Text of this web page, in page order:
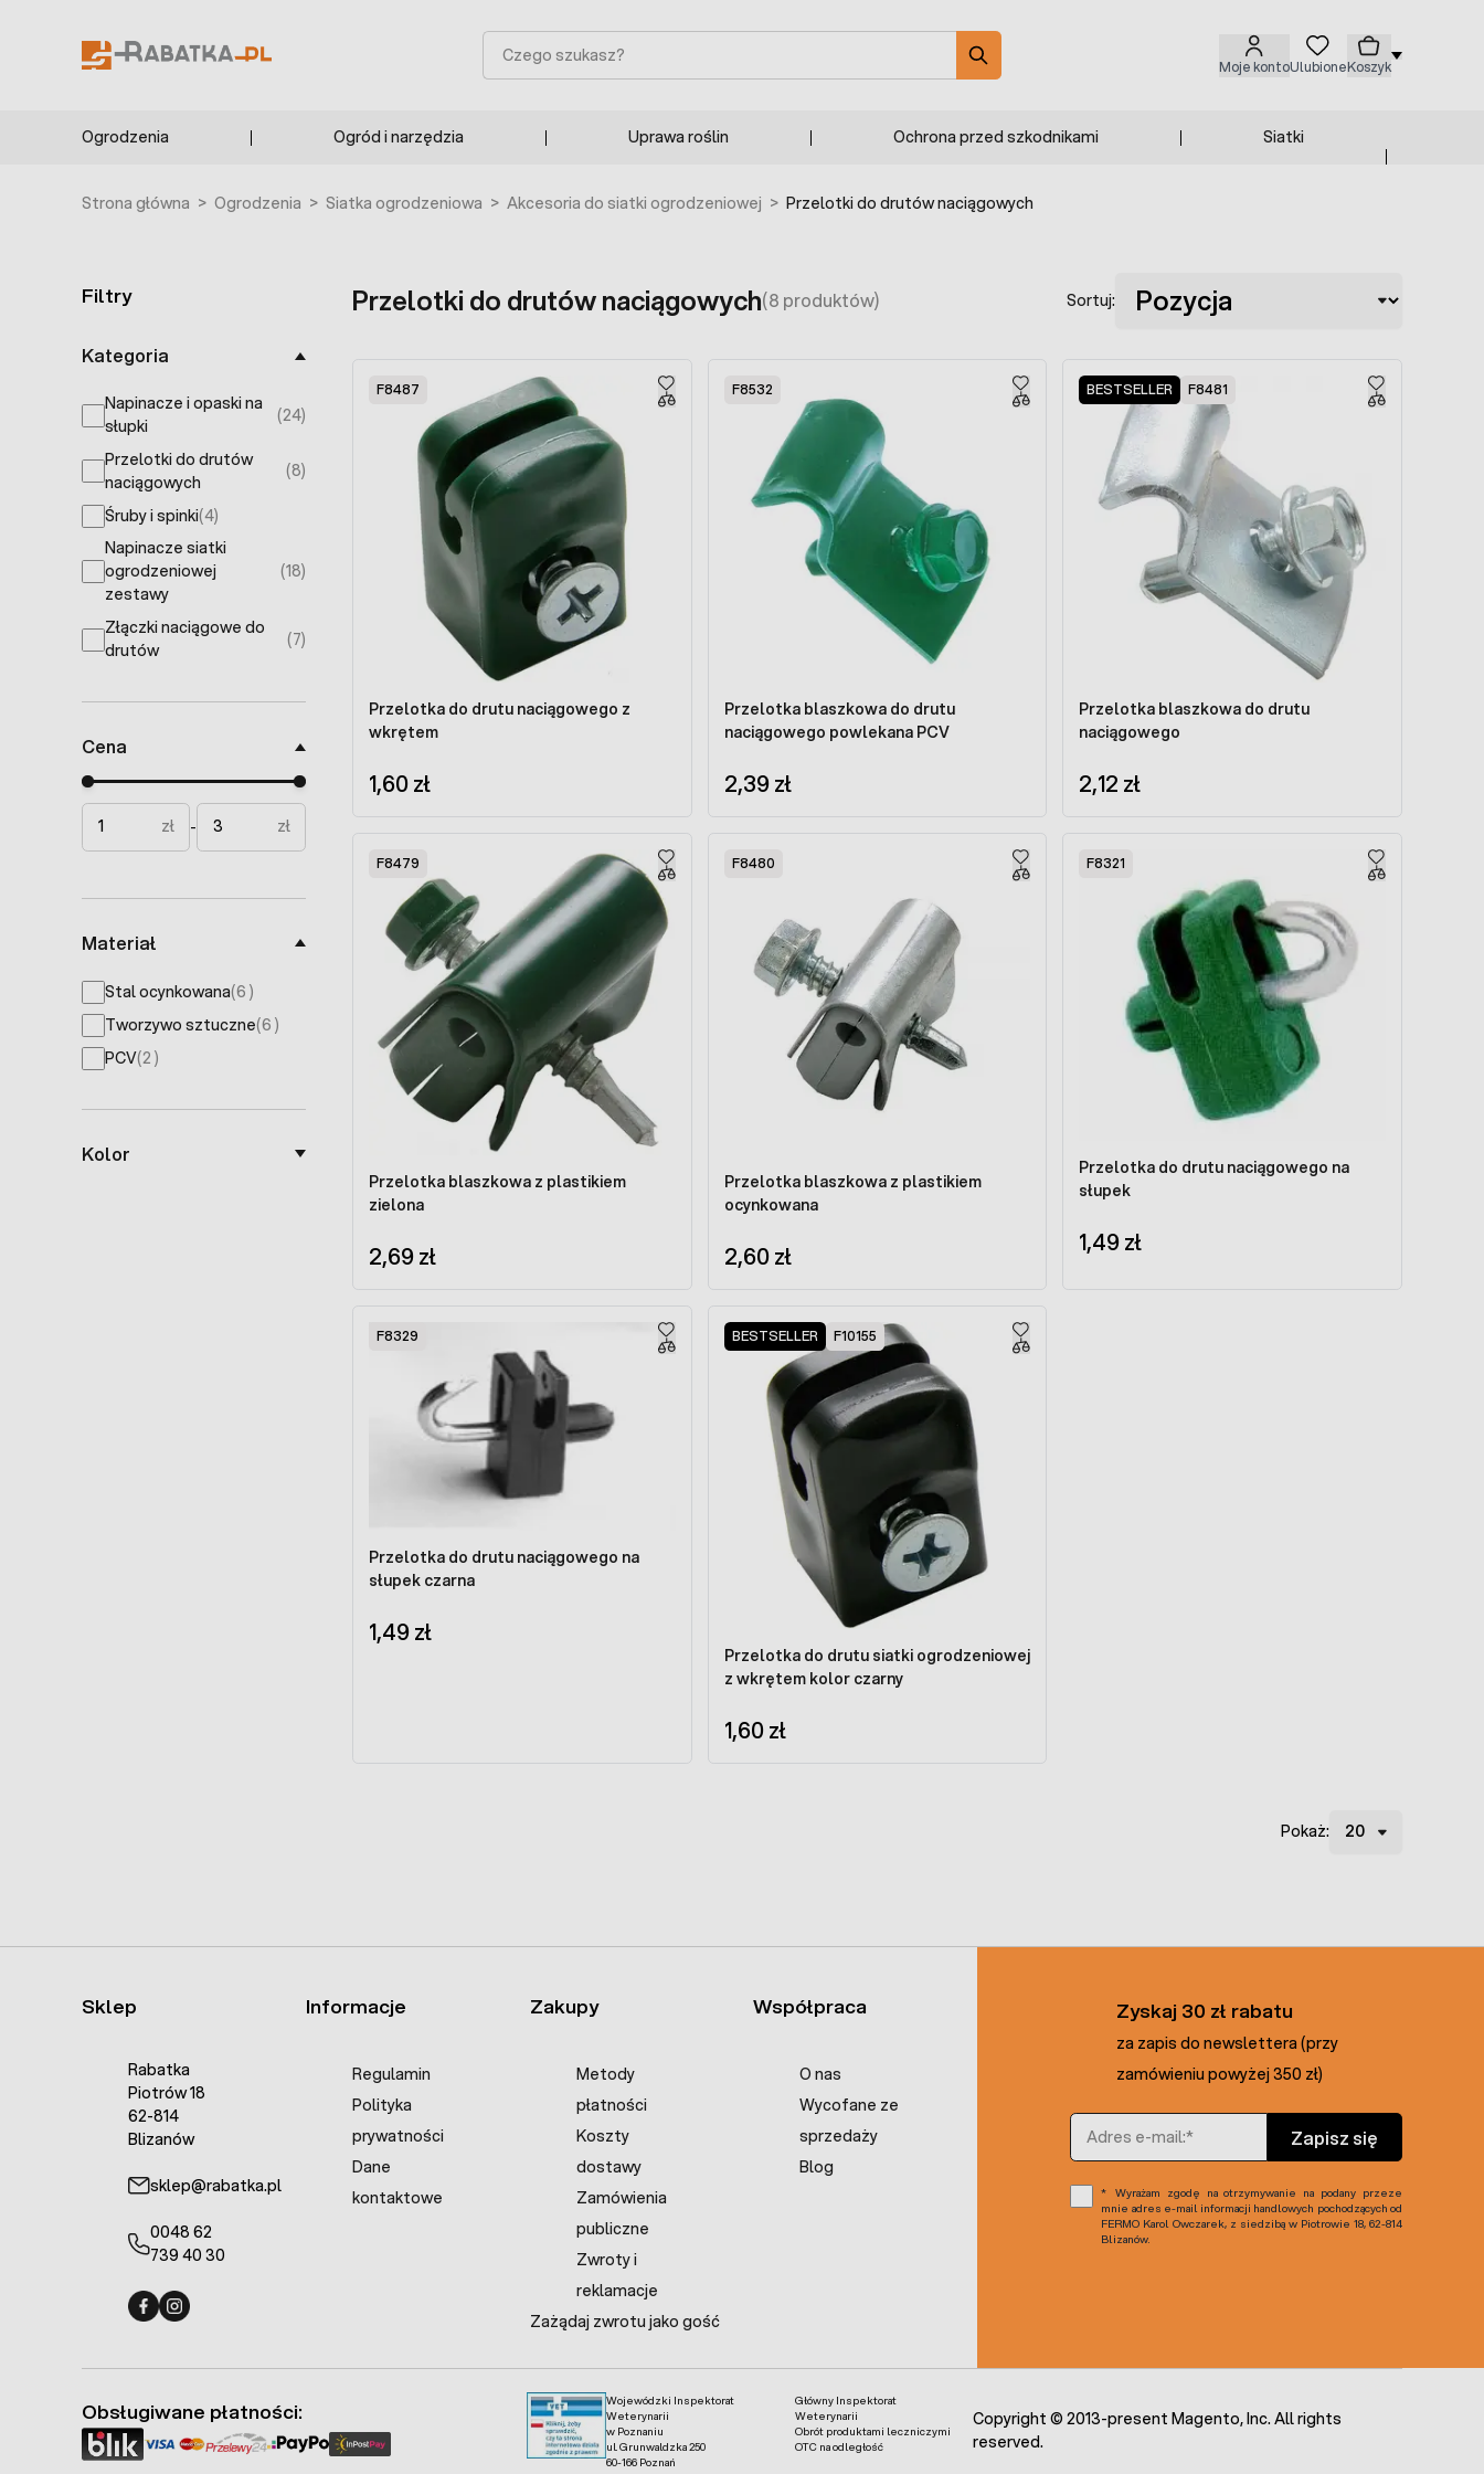
Moje kontoUlubioneKoszyk
Szukaj
Ogrodzenia Ogród i narzędzia Uprawa roślin Ochrona przed szkodnikami Siatki
Strona główna > Ogrodzenia > Siatka ogrodzeniowa > Akcesoria do siatki ogrodzeniowej > Przelotki do drutów naciągowych
Filtry
Kategoria
Napinacze i opaski na
słupki
(24)
products available
Przelotki do drutów
naciągowych
(8)
products available
Śruby i spinki(4)
products available
Napinacze siatki
ogrodzeniowej
zestawy
(18)
products available
Złączki naciągowe do
drutów
(7)
products available
Cena
Minimal price
Maximum price
zł
- zł
Materiał
Stal ocynkowana(6 products available
)
Tworzywo sztuczne(6 products available
)
PCV(2 products available
)
Kolor
Przelotki do drutów naciągowych(8 produktów) Sortuj:
F8487
Przelotka do drutu naciągowego z
wkrętem
1,60 zł
F8532
Przelotka blaszkowa do drutu
naciągowego powlekana PCV
2,39 zł
BESTSELLER F8481
Przelotka blaszkowa do drutu
naciągowego
2,12 zł
F8479
Przelotka blaszkowa z plastikiem
zielona
2,69 zł
F8480
Przelotka blaszkowa z plastikiem
ocynkowana
2,60 zł
F8321
Przelotka do drutu naciągowego na
słupek
1,49 zł
F8329
Przelotka do drutu naciągowego na
słupek czarna
1,49 zł
BESTSELLER F10155
Przelotka do drutu siatki ogrodzeniowej
z wkrętem kolor czarny
1,60 zł
Pokaż:
Sklep
Rabatka
Piotrów 18
62-814
Blizanów
sklep@rabatka.pl
0048 62
739 40 30
Informacje
Regulamin
Polityka
prywatności
Dane
kontaktowe
Zakupy
Metody
płatności
Koszty
dostawy
Zamówienia
publiczne
Zwroty i
reklamacje
Zażądaj zwrotu jako gość
Współpraca
O nas
Wycofane ze
sprzedaży
Blog
Zyskaj 30 zł rabatu
za zapis do newslettera (przy
zamówieniu powyżej 350 zł)
Adres e-mail
Zapisz się
Wyrażam zgodę na otrzymywanie na podany przeze
mnie adres e-mail informacji handlowych pochodzących od
FERMO Karol Owczarek, z siedzibą w Piotrowie 18, 62-814
Blizanów.
Wojewódzki Inspektorat
Weterynarii
w Poznaniu
ul. Grunwaldzka 250
60-166 Poznań
Główny Inspektorat
Weterynarii
Obrót produktami leczniczymi
OTC na odległość
Obsługiwane płatności:
Copyright © 2013-present Magento, Inc. All rights
reserved.